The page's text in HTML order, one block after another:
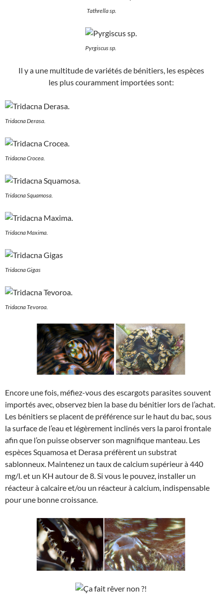
Tathrella sp.
Pyrgiscus sp.
Il y a une multitude de variétés de bénitiers, les espèces
les plus couramment importées sont:
Tridacna Derasa.
Tridacna Crocea.
Tridacna Squamosa.
Tridacna Maxima.
Tridacna Gigas
Tridacna Tevoroa.
Encore une fois, méfiez-vous des escargots parasites souvent
importés avec, observez bien la base du bénitier lors de l’achat.
Les bénitiers se placent de préférence sur le haut du bac, sous
la surface de l’eau et légèrement inclinés vers la paroi frontale
afin que l’on puisse observer son magnifique manteau. Les
espèces Squamosa et Derasa préfèrent un substrat
sablonneux. Maintenez un taux de calcium supérieur à 440
mg/l. et un KH autour de 8. Si vous le pouvez, installer un
réacteur à calcaire et/ou un réacteur à calcium, indispensable
pour une bonne croissance.